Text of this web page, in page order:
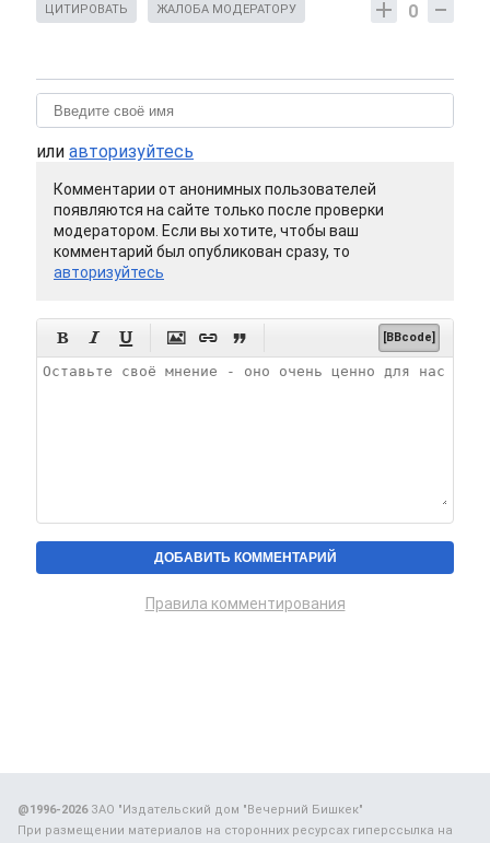
0
ЦИТИРОВАТЬ ЖАЛОБА МОДЕРАТОРУ
или авторизуйтесь
Комментарии от анонимных пользователей
появляются на сайте только после проверки
модератором. Если вы хотите, чтобы ваш
комментарий был опубликован сразу, то
авторизуйтесь
      [BBcode]
Правила комментирования
@1996-2026ЗАО "Издательский дом "Вечерний Бишкек"
При размещении материалов на сторонних ресурсах гиперссылка на